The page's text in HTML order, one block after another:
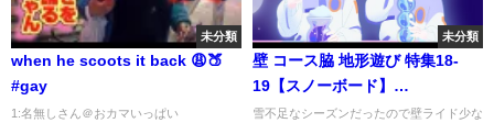
未分類
when he scoots it back 😩🍑
#gay
1:名無しさん＠おカマいっぱい
未分類
壁 コース脇 地形遊び 特集18-
19【スノーボード】
【Snowboarding】
雪不足なシーズンだったので壁ライド少な